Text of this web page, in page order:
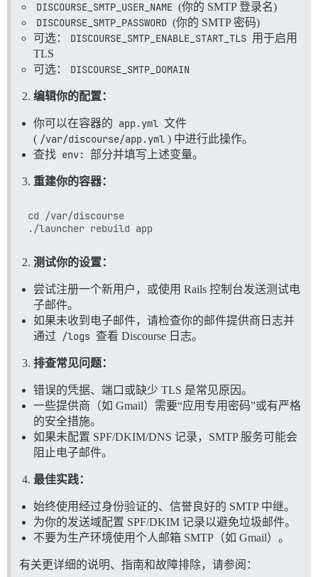
DISCOURSE_SMTP_USER_NAME (你的 SMTP 登录名)
DISCOURSE_SMTP_PASSWORD (你的 SMTP 密码)
可选：
DISCOURSE_SMTP_ENABLE_START_TLS 用于启用
TLS
可选：
DISCOURSE_SMTP_DOMAIN
编辑你的配置：
你可以在容器的 app.yml 文件
( /var/discourse/app.yml ) 中进行此操作。
查找 env: 部分并填写上述变量。
重建你的容器：
cd /var/discourse
测试你的设置：
尝试注册一个新用户，或使用 Rails 控制台发送测试电
子邮件。
如果未收到电子邮件，请检查你的邮件提供商日志并
通过
/logs 查看 Discourse 日志。
排查常见问题：
错误的凭据、端口或缺少 TLS 是常见原因。
一些提供商（如 Gmail）需要“应用专用密码”或有严格
的安全措施。
如果未配置 SPF/DKIM/DNS 记录，SMTP 服务可能会
阻止电子邮件。
最佳实践：
始终使用经过身份验证的、信誉良好的 SMTP 中继。
为你的发送域配置 SPF/DKIM 记录以避免垃圾邮件。
不要为生产环境使用个人邮箱 SMTP（如 Gmail）。
有关更详细的说明、指南和故障排除，请参阅：